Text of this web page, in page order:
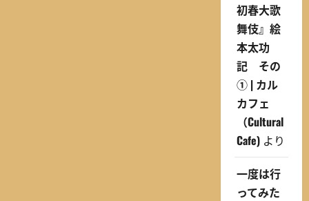
初春大歌
舞伎』絵
本太功
記 その
① | カル
カフェ
（Cultural
Cafe)より
一度は行
ってみた